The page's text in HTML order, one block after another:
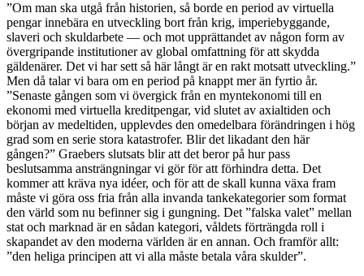
”Om man ska utgå från historien, så borde en period av virtuella
pengar innebära en utveckling bort från krig, imperiebyggande,
slaveri och skuldarbete — och mot upprättandet av någon form av
övergripande institutioner av global omfattning för att skydda
gäldenärer. Det vi har sett så här långt är en rakt motsatt utveckling.”
Men då talar vi bara om en period på knappt mer än fyrtio år.
”Senaste gången som vi övergick från en myntekonomi till en
ekonomi med virtuella kreditpengar, vid slutet av axialtiden och
början av medeltiden, upplevdes den omedelbara förändringen i hög
grad som en serie stora katastrofer. Blir det likadant den här
gången?” Graebers slutsats blir att det beror på hur pass
beslutsamma ansträngningar vi gör för att förhindra detta. Det
kommer att kräva nya idéer, och för att de skall kunna växa fram
måste vi göra oss fria från alla invanda tankekategorier som format
den värld som nu befinner sig i gungning. Det ”falska valet” mellan
stat och marknad är en sådan kategori, våldets förträngda roll i
skapandet av den moderna världen är en annan. Och framför allt:
”den heliga principen att vi alla måste betala våra skulder”.